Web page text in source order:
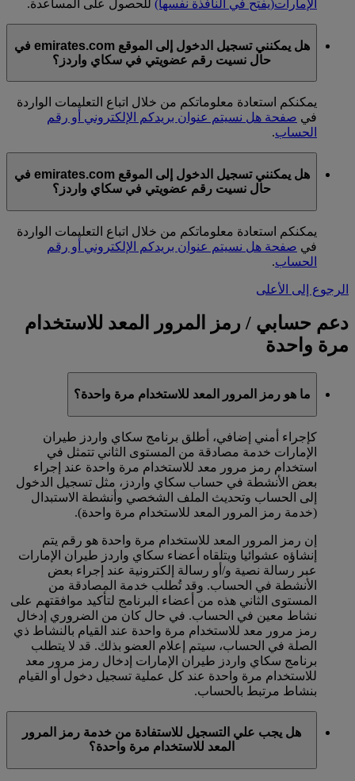
الإمارات(يفتح في النافذة نفسها) للحصول على المساعدة.
هل يمكنني تسجيل الدخول إلى الموقع emirates.com في
حال نسيت رقم عضويتي في سكاي واردز؟
يمكنكم استعادة معلوماتكم من خلال اتباع التعليمات الواردة
في صفحة هل نسيتم عنوان بريدكم الإلكتروني أو رقم
الحساب.
هل يمكنني تسجيل الدخول إلى الموقع emirates.com في
حال نسيت رقم عضويتي في سكاي واردز؟
يمكنكم استعادة معلوماتكم من خلال اتباع التعليمات الواردة
في صفحة هل نسيتم عنوان بريدكم الإلكتروني أو رقم
الحساب.
الرجوع إلى الأعلى
دعم حسابي / رمز المرور المعد للاستخدام
مرة واحدة
ما هو رمز المرور المعد للاستخدام مرة واحدة؟
كإجراء أمني إضافي، أطلق برنامج سكاي واردز طيران
الإمارات خدمة مصادقة من المستوى الثاني تتمثل في
استخدام رمز مرور معد للاستخدام مرة واحدة عند إجراء
بعض الأنشطة في حساب سكاي واردز، مثل تسجيل الدخول
إلى الحساب وتحديث الملف الشخصي وأنشطة الاستبدال
(خدمة رمز المرور المعد للاستخدام مرة واحدة).
إن رمز المرور المعد للاستخدام مرة واحدة هو رقم يتم
إنشاؤه عشوائيا ويتلقاه أعضاء سكاي واردز طيران الإمارات
عبر رسالة نصية و/أو رسالة إلكترونية عند إجراء بعض
الأنشطة في الحساب. وقد تُطلب خدمة المصادقة من
المستوى الثاني هذه من أعضاء البرنامج لتأكيد موافقتهم على
نشاط معين في الحساب. في حال كان من الضروري إدخال
رمز مرور معد للاستخدام مرة واحدة عند القيام بالنشاط ذي
الصلة في الحساب، سيتم إعلام العضو بذلك. قد لا يتطلب
برنامج سكاي واردز طيران الإمارات إدخال رمز مرور معد
للاستخدام مرة واحدة عند كل عملية تسجيل دخول أو القيام
بنشاط مرتبط بالحساب.
هل يجب علي التسجيل للاستفادة من خدمة رمز المرور
المعد للاستخدام مرة واحدة؟